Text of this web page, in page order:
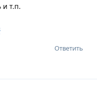
и т.п.
Ответить